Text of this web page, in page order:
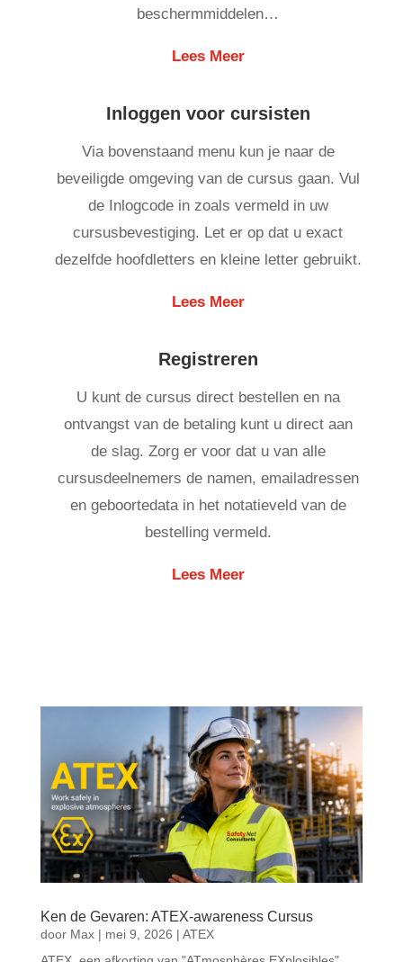
beschermmiddelen…
Lees Meer
Inloggen voor cursisten
Via bovenstaand menu kun je naar de
beveiligde omgeving van de cursus gaan. Vul
de Inlogcode in zoals vermeld in uw
cursusbevestiging. Let er op dat u exact
dezelfde hoofdletters en kleine letter gebruikt.
Lees Meer
Registreren
U kunt de cursus direct bestellen en na
ontvangst van de betaling kunt u direct aan
de slag. Zorg er voor dat u van alle
cursusdeelnemers de namen, emailadressen
en geboortedata in het notatieveld van de
bestelling vermeld.
Lees Meer
Ken de Gevaren: ATEX-awareness Cursus
door Max| mei 9, 2026 | ATEX